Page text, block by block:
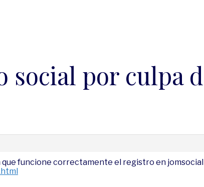
social por culpa
que funcione correctamente el registro en jomsocial